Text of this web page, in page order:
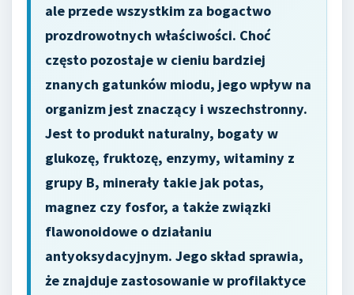
ale przede wszystkim za bogactwo
prozdrowotnych właściwości. Choć
często pozostaje w cieniu bardziej
znanych gatunków miodu, jego wpływ na
organizm jest znaczący i wszechstronny.
Jest to produkt naturalny, bogaty w
glukozę, fruktozę, enzymy, witaminy z
grupy B, minerały takie jak potas,
magnez czy fosfor, a także związki
flawonoidowe o działaniu
antyoksydacyjnym. Jego skład sprawia,
że znajduje zastosowanie w profilaktyce